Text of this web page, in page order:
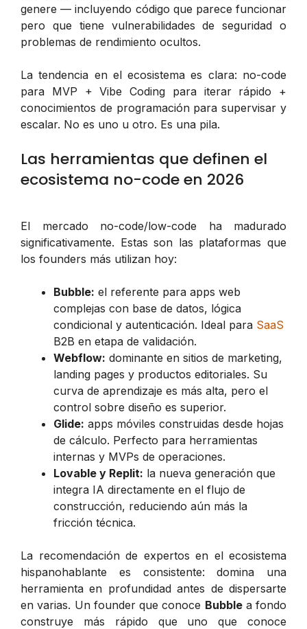
genere — incluyendo código que parece funcionar
pero que tiene vulnerabilidades de seguridad o
problemas de rendimiento ocultos.
La tendencia en el ecosistema es clara: no-code
para MVP + Vibe Coding para iterar rápido +
conocimientos de programación para supervisar y
escalar. No es uno u otro. Es una pila.
Las herramientas que definen el
ecosistema no-code en 2026
El mercado no-code/low-code ha madurado
significativamente. Estas son las plataformas que
los founders más utilizan hoy:
Bubble: el referente para apps web
complejas con base de datos, lógica
condicional y autenticación. Ideal para SaaS
B2B en etapa de validación.
Webflow: dominante en sitios de marketing,
landing pages y productos editoriales. Su
curva de aprendizaje es más alta, pero el
control sobre diseño es superior.
Glide: apps móviles construidas desde hojas
de cálculo. Perfecto para herramientas
internas y MVPs de operaciones.
Lovable y Replit: la nueva generación que
integra IA directamente en el flujo de
construcción, reduciendo aún más la
fricción técnica.
La recomendación de expertos en el ecosistema
hispanohablante es consistente: domina una
herramienta en profundidad antes de dispersarte
en varias. Un founder que conoce Bubblea fondo
construye más rápido que uno que conoce